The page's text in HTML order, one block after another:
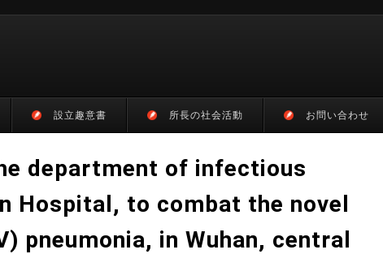
設立趣意書 所長の社会活動 お問い合わせ
department of infectious
Hospital, to combat the novel
pneumonia, in Wuhan, central